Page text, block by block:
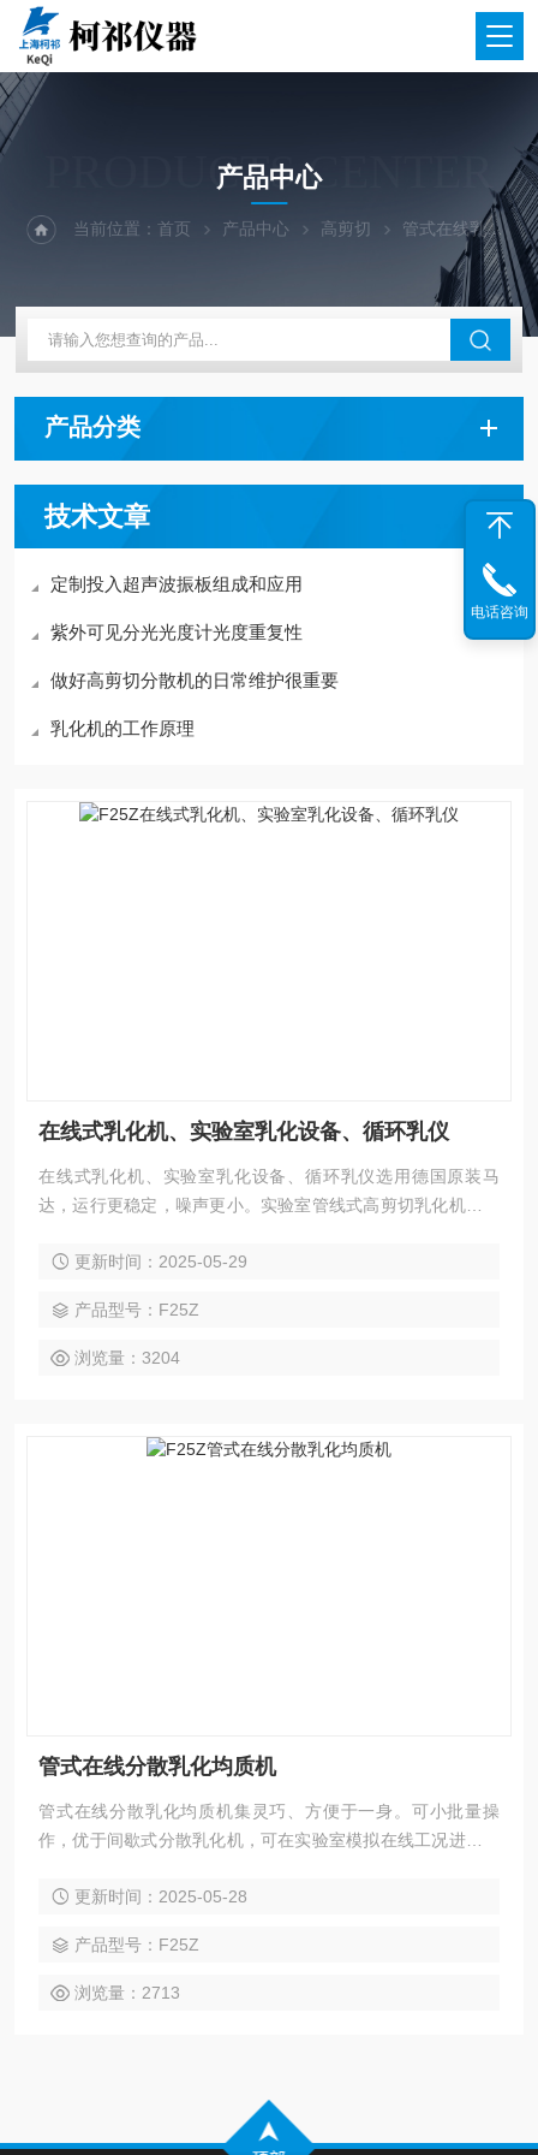
PRODUCTS CENTER
产品中心
当前位置：首页 产品中心 高剪切 管式在线乳化均质机
产品分类
技术文章
定制投入超声波振板组成和应用
紫外可见分光光度计光度重复性
做好高剪切分散机的日常维护很重要
乳化机的工作原理
在线式乳化机、实验室乳化设备、循环乳仪
在线式乳化机、实验室乳化设备、循环乳仪选用德国原装马
达，运行更稳定，噪声更小。实验室管线式高剪切乳化机集灵
式分散乳化机，可在实验室模拟在线工况进行循环或在线连续
更新时间：2025-05-29
产品型号：F25Z
浏览量：3204
管式在线分散乳化均质机
管式在线分散乳化均质机集灵巧、方便于一身。可小批量操
作，优于间歇式分散乳化机，可在实验室模拟在线工况进行循
国原装马达，运行更稳定，噪声更小。高速马达，可选配不锈
工作腔配合，依靠高线速度，产生强劲的液力剪切，离心挤
压、高速切割及碰撞，使物料充分分散、乳化、均质、粉碎、
更新时间：2025-05-28
产品型号：F25Z
浏览量：2713
电话咨询